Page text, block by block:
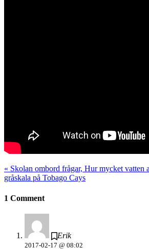
« Skolan ombord frågar, Hur mycket vatten
gråskala på Tobago Cays
1 Comment
Erik
2017-02-17 @ 08:02